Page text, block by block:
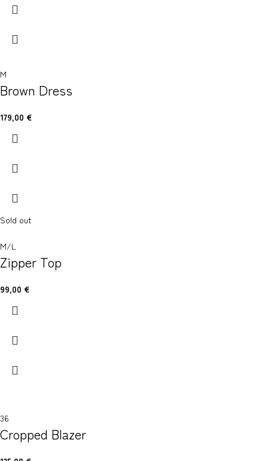
M
Brown Dress
179,00 €
Sold out
M/L
Zipper Top
99,00 €
36
Cropped Blazer